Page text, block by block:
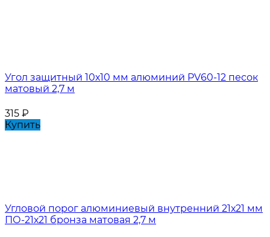
Угол защитный 10х10 мм алюминий PV60-12 песок
матовый 2,7 м
315 ₽
Купить
Угловой порог алюминиевый внутренний 21х21 мм
ПО-21х21 бронза матовая 2,7 м